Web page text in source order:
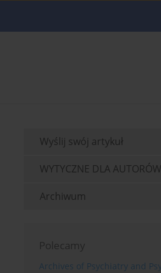
Wyślij swój artykuł
WYTYCZNE DLA AUTORÓW
Archiwum
Polecamy
Archives of Psychiatry and